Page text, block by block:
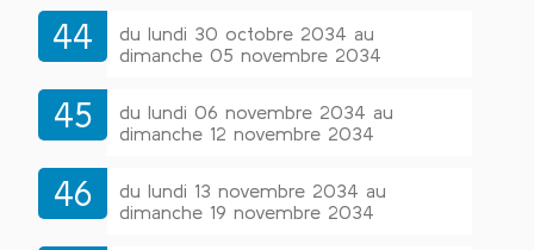
44
du lundi 30 octobre 2034 au
dimanche 05 novembre 2034
45
du lundi 06 novembre 2034 au
dimanche 12 novembre 2034
46
du lundi 13 novembre 2034 au
dimanche 19 novembre 2034